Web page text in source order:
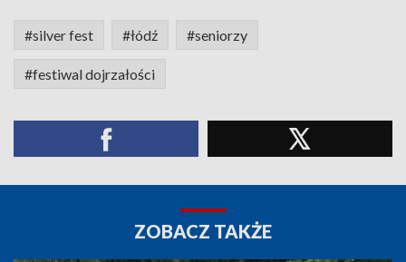
#silver fest #łódź #seniorzy
#festiwal dojrzałości
ZOBACZ TAKŻE